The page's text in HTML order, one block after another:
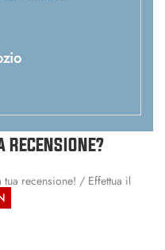
RECENSIONE?
recensione! / Effettua il